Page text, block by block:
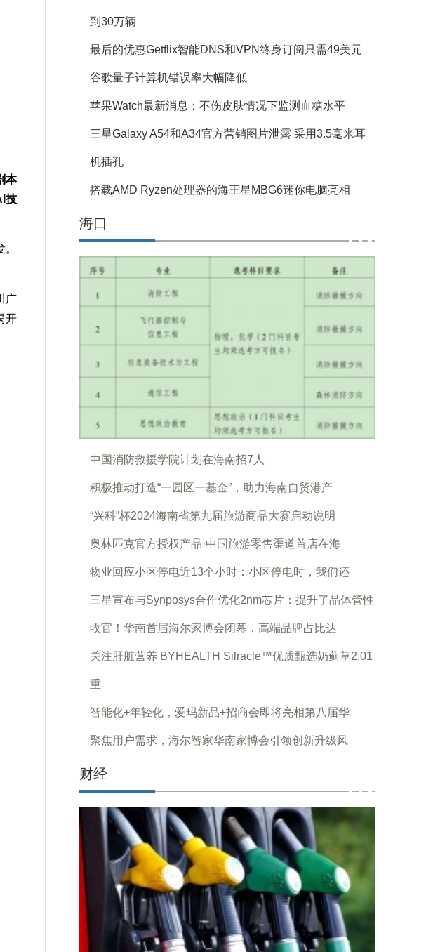
本
技
广
开
到30万辆
最后的优惠Getflix智能DNS和VPN终身订阅只需49美元
谷歌量子计算机错误率大幅降低
苹果Watch最新消息：不伤皮肤情况下监测血糖水平
三星Galaxy A54和A34官方营销图片泄露 采用3.5毫米耳
机插孔
搭载AMD Ryzen处理器的海王星MBG6迷你电脑亮相
海口
中国消防救援学院计划在海南招7人
积极推动打造“一园区一基金”，助力海南自贸港产
“兴科”杯2024海南省第九届旅游商品大赛启动说明
奥林匹克官方授权产品·中国旅游零售渠道首店在海
物业回应小区停电近13个小时：小区停电时，我们还
三星宣布与Synposys合作优化2nm芯片：提升了晶体管性
收官！华南首届海尔家博会闭幕，高端品牌占比达
关注肝脏营养 BYHEALTH Silracle™优质甄选奶蓟草2.01
重
智能化+年轻化，爱玛新品+招商会即将亮相第八届华
聚焦用户需求，海尔智家华南家博会引领创新升级风
财经